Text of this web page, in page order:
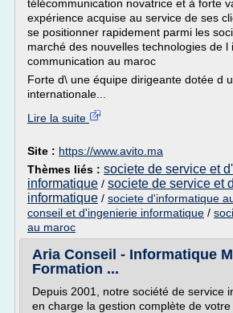
télécommunication novatrice et à forte
expérience acquise au service de ses
se positionner rapidement parmi les
marché des nouvelles technologies de l
communication au maroc
Forte d\ une équipe dirigeante dotée d
internationale...
Lire la suite
Site : https://www.avito.ma
Thèmes liés : societe de service et
informatique / societe de service et
informatique / societe d'informatique
conseil et d'ingenierie informatique /
au maroc
Aria Conseil - Informatique
Formation ...
Depuis 2001, notre société de service
en charge la gestion complète de